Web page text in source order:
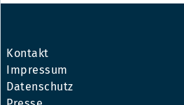
Kontakt
Impressum
Datenschutz